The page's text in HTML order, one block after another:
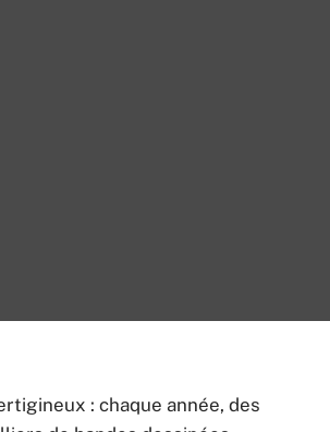
: chaque année, des